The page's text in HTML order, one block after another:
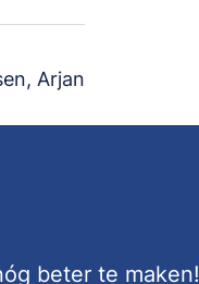
Arjan
beter te maken!